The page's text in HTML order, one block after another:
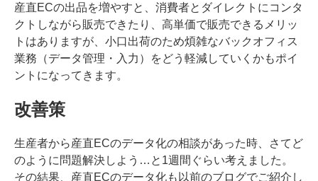
産直ECの出品を増やすと、消費者とダイレクトにコンタ
クトしながら販売できたり、高単価で販売できるメリッ
トはありますが、小口出荷のため煩雑なバックオフィス
業務（データ管理・入力）をどう軽減していくかもポイ
ントになってきます。
改善策
生産者から産直ECのデータ化の相談があった時、さてど
のように問題解決しよう…と1週間ぐらい考えました。
その結果、産直ECのデータ化も以前のブログでご紹介し